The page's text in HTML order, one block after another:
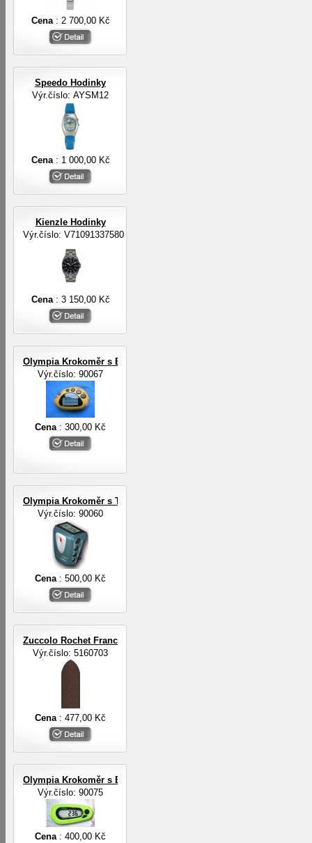
Cena : 2 700,00 Kč
Speedo Hodinky
Výr.číslo: AYSM12
Cena : 1 000,00 Kč
Kienzle Hodinky
Výr.číslo: V71091337580
Cena : 3 150,00 Kč
Olympia Krokoměr s EL osvětlením
Výr.číslo: 90067
Cena : 300,00 Kč
Olympia Krokoměr s TF senzorem
Výr.číslo: 90060
Cena : 500,00 Kč
Zuccolo Rochet Francie ZRC ROCHET
Výr.číslo: 5160703
Cena : 477,00 Kč
Olympia Krokoměr s EL osvětlením
Výr.číslo: 90075
Cena : 400,00 Kč